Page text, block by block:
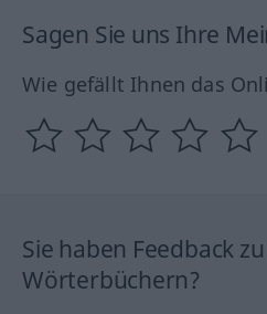
Sagen Sie uns Ihre
Wie gefällt Ihnen das
Sie haben Feedback
Wörterbüchern?